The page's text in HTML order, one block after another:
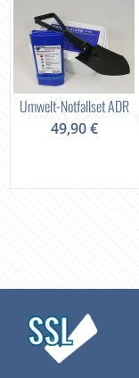
Umwelt-Notfallset ADR
49,90 €